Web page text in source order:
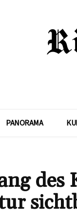
PANORAMA
des